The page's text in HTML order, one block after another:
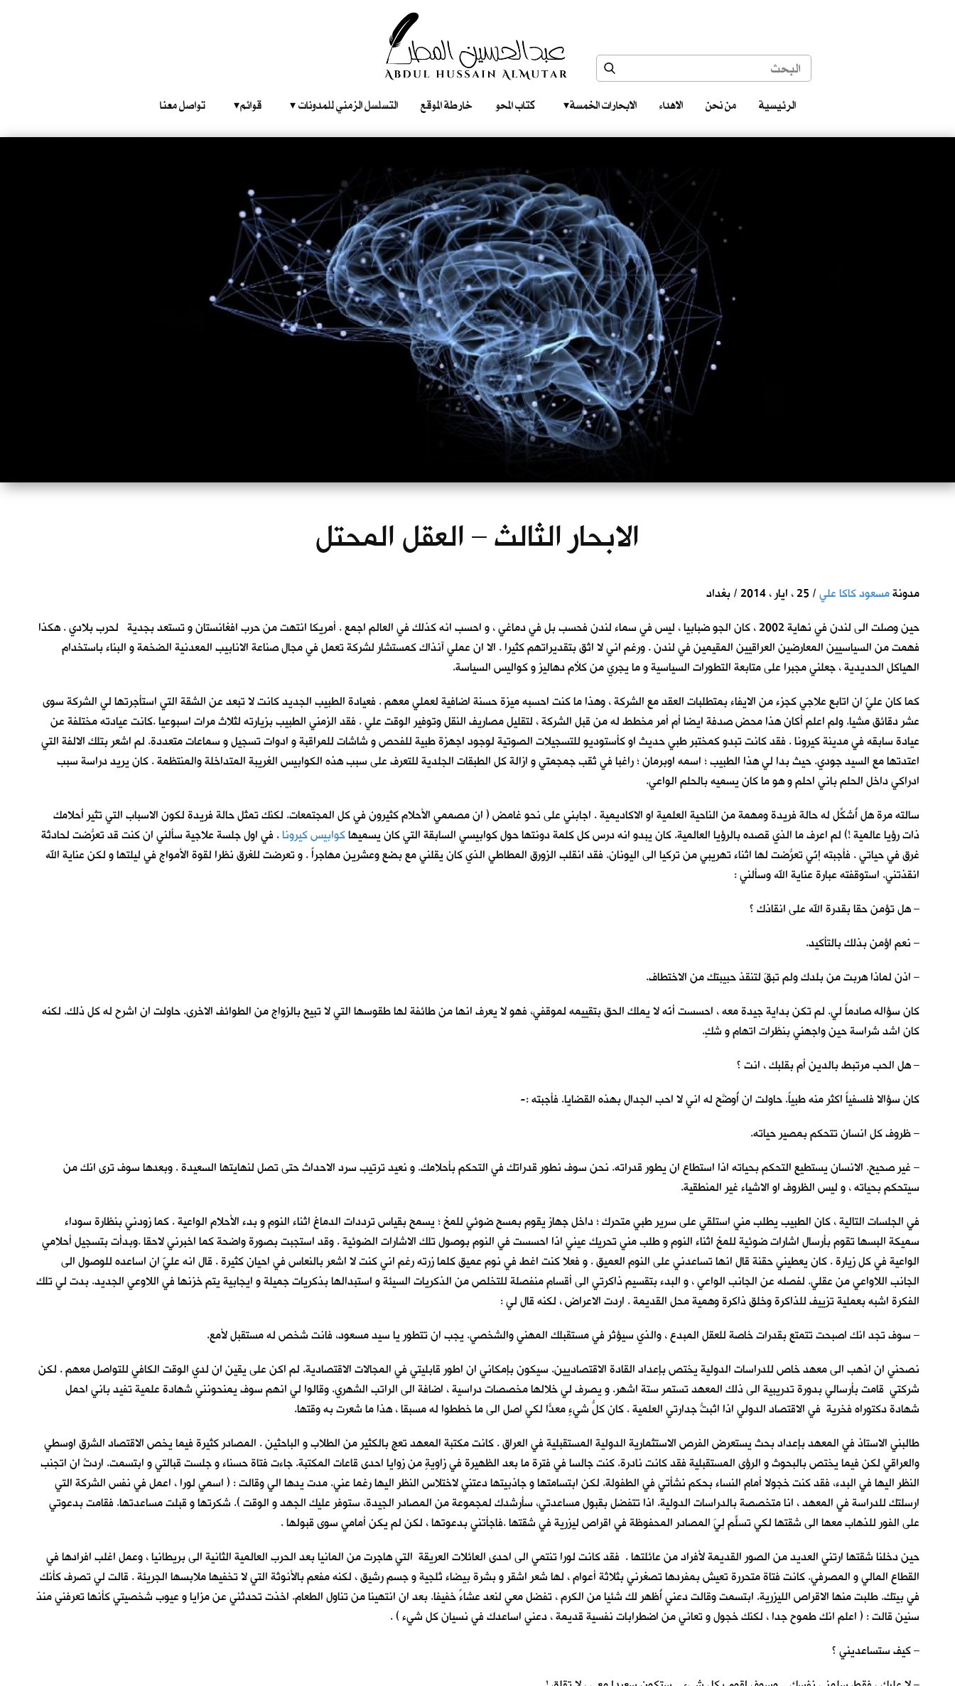
الرئيسية من نحن الاهداء الابحارات الخمسة ‎ ‎ ‎ كتاب المحو خارطة الموقع التسلسل الزمني للمدونات‎ ‎ ‎ ‎ ‎ قوائم‎ ‎ ‎ ‎ تواصل معنا
الابحار الثالث – العقل المحتل
مدونةمسعود كاكا علي/ 25 ، ايار ، 2014 / بغداد
حين وصلت الى لندن في نهاية 2002 ، كان الجو ضبابيا ، ليس في سماء لندن فحسب بل في دماغي ، و احسب انه كذلك في العالم اجمع . أمريكا انتهت من حرب افغانستان و تستعد بجدية لحرب بلادي . هكذا
فهمت من السياسيين المعارضين العراقيين المقيمين في لندن . ورغم اني لا اثق بتقديراتهم كثيرا . الا ان عملي آنذاك كمستشار لشركة تعمل في مجال صناعة الانابيب المعدنية الضخمة و البناء باستخدام
الهياكل الحديدية ، جعلني مجبرا على متابعة التطورات السياسية و ما يجري من كلأم دهاليز و كواليس السياسة.
كما كان عليّ ان اتابع علاجي كجزء من الايفاء بمتطلبات العقد مع الشركة ، وهذا ما كنت احسبه ميزة حسنة اضافية لعملي معهم . فعيادة الطبيب الجديد كانت لا تبعد عن الشقة التي استأجرتها لي الشركة سوى
عشر دقائق مشيا. ولم اعلم أكان هذا محض صدفة ايضا أم أمر مخطط له من قبل الشركة ، لتقليل مصاريف النقل وتوفير الوقت علي . فقد الزمني الطبيب بزيارته لثلاث مرات اسبوعيا .كانت عيادته مختلفة عن
عيادة سابقه في مدينة كيرونا . فقد كانت تبدو كمختبر طبي حديث او كأستوديو للتسجيلات الصوتية لوجود اجهزة طبية للفحص و شاشات للمراقبة و ادوات تسجيل و سماعات متعددة. لم اشعر بتلك الالفة التي
اعتدتها مع السيد جودي. حيث بدا لي هذا الطبيب ؛ اسمه اوبرمان ؛ راغبا في ثقب جمجمتي و ازالة كل الطبقات الجلدية للتعرف على سبب هذه الكوابيس الغريبة المتداخلة والمنتظمة . كان يريد دراسة سبب
ادراكي داخل الحلم باني احلم و هو ما كان يسميه بالحلم الواعي.
سالته مرة هل أُشكِّل له حالة فريدة ومهمة من الناحية العلمية او الاكاديمية . اجابني على نحو غامض ( ان مصممي الأحلام كثيرون في كل المجتمعات. لكنك تمثل حالة فريدة لكون الاسباب التي تثير أحلامك
ذات رؤيا عالمية !) لم اعرف ما الذي قصده بالرؤيا العالمية. كان يبدو انه درس كل كلمة دونتها حول كوابيسي السابقة التي كان يسميهاكوابيس كيرونا. في اول جلسة علاجية سألني ان كنت قد تعرّضتُ لحادثة
غرق في حياتي . فأجبته إنّي تعرّضتُ لها اثناء تهريبي من تركيا الى اليونان. فقد انقلب الزورق المطاطي الذي كان يقلني مع بضع وعشرين مهاجراً . و تعرضت للغرق نظرا لقوة الأمواج في ليلتها و لكن عناية الله
انقذتني. استوقفته عبارة عناية الله وسألني :
– هل تؤمن حقا بقدرة الله على انقاذك ؟
– نعم اؤمن بذلك بالتأكيد.
– اذن لماذا هربت من بلدك ولم تبقَ لتنقذ حبيبتك من الاختطاف.
كان سؤاله صادماً لي. لم تكن بداية جيدة معه ، احسست أنّه لا يملك الحق بتقييمه لموقفي، فهو لا يعرف انها من طائفة لها طقوسها التي لا تبيح بالزواج من الطوائف الاخرى. حاولت ان اشرح له كل ذلك. لكنه
كان اشد شراسة حين واجهني بنظرات اتهام و شكٍ.
– هل الحب مرتبط بالدين أم بقلبك ، انت ؟
كان سؤالا فلسفياً اكثر منه طبياً. حاولت ان أُوضَّح له اني لا احب الجدال بهذه القضايا. فأجبته :-
– ظروف كل انسان تتحكم بمصير حياته.
– غير صحيح. الانسان يستطيع التحكم بحياته اذا استطاع ان يطور قدراته. نحن سوف نطور قدراتك في التحكم بأحلامك. و نعيد ترتيب سرد الاحداث حتى تصل لنهايتها السعيدة . وبعدها سوف ترى انك من
سيتحكم بحياته ، و ليس الظروف او الاشياء غير المنطقية.
في الجلسات التالية ، كان الطبيب يطلب مني استلقي على سرير طبي متحرك ؛ داخل جهاز يقوم بمسح ضوئي للمخ ؛ يسمح بقياس ترددات الدماغ اثناء النوم و بدء الأحلام الواعية . كما زودني بنظارة سوداء
سميكة البسها تقوم بأرسال اشارات ضوئية للمخ اثناء النوم و طلب مني تحريك عيني اذا احسست في النوم بوصول تلك الاشارات الضوئية . وقد استجبت بصورة واضحة كما اخبرني لاحقا .وبدأت بتسجيل أحلامي
الواعية في كل زيارة . كان يعطيني حقنة قال انها تساعدني على النوم العميق . و فعلا كنت اغط في نوم عميق كلما زرته رغم اني كنت لا اشعر بالنعاس في احيان كثيرة . قال انه عليّ ان اساعده للوصول الى
الجانب اللاواعي من عقلي. لفصله عن الجانب الواعي ، و البدء بتقسيم ذاكرتي الى أقسام منفصلة للتخلص من الذكريات السيئة و استبدالها بذكريات جميلة و ايجابية يتم خزنها في اللاوعي الجديد. بدت لي تلك
الفكرة اشبه بعملية تزييف للذاكرة وخلق ذاكرة وهمية محل القديمة . اردت الاعراض ، لكنه قال لي :
– سوف تجد انك اصبحت تتمتع بقدرات خاصة للعقل المبدع ، والذي سيؤثر في مستقبلك المهني والشخصي. يجب ان تتطور يا سيد مسعود، فانت شخص له مستقبل لأمع.
نصحني ان اذهب الى معهد خاص للدراسات الدولية يختص بإعداد القادة الاقتصاديين. سيكون بإمكاني ان اطور قابليتي في المجالات الاقتصادية. لم اكن على يقين ان لدي الوقت الكافي للتواصل معهم . لكن
شركتي قامت بأرسالي بدورة تدريبية الى ذلك المعهد تستمر ستة اشهر. و يصرف لي خلالها مخصصات دراسية ، اضافة الى الراتب الشهري. وقالوا لي انهم سوف يمنحونني شهادة علمية تفيد باني احمل
شهادة دكتوراه فخرية في الاقتصاد الدولي اذا اثبتُّ جدارتي العلمية . كان كلُّ شيءٍ معدّاً لكي اصل الى ما خططوا له مسبقا ، هذا ما شعرت به وقتها.
طالبني الاستاذ في المعهد بإعداد بحث يستعرض الفرص الاستثمارية الدولية المستقبلية في العراق . كانت مكتبة المعهد تعج بالكثير من الطلاب و الباحثين . المصادر كثيرة فيما يخص الاقتصاد الشرق اوسطي
والعراقي لكن فيما يختص بالبحوث و الرؤى المستقبلية فقد كانت نادرة. كنت جالسا في فترة ما بعد الظهيرة في زاويةٍ من زوايا احدى قاعات المكتبة. جاءت فتاة حسناء و جلست قبالتي و ابتسمت. اردتُ ان اتجنب
النظر اليها في البدء، فقد كنت خجولا أمام النساء بحكم نشأتي في الطفولة. لكن ابتسامتها و جاذبيتها دعتني لاختلاس النظر اليها رغما عني. مدت يدها الي وقالت : ( اسمي لورا ، اعمل في نفس الشركة التي
ارسلتك للدراسة في المعهد ، انا متخصصة بالدراسات الدولية. اذا تتفضل بقبول مساعدتي، سأرشدك لمجموعة من المصادر الجيدة، ستوفر عليك الجهد و الوقت ). شكرتها و قبلت مساعدتها. فقامت بدعوتي
على الفور للذهاب معها الى شقتها لكي تسلِّم لِيَ المصادر المحفوظة في اقراص ليزرية في شقتها .فاجأتني بدعوتها ، لكن لم يكن أمامي سوى قبولها .
حين دخلنا شقتها ارتني العديد من الصور القديمة لأفراد من عائلتها . فقد كانت لورا تنتمي الى احدى العائلات العريقة التي هاجرت من المانيا بعد الحرب العالمية الثانية الى بريطانيا ، وعمل اغلب افرادها في
القطاع المالي و المصرفي. كانت فتاة متحررة تعيش بمفردها تصغرني بثلاثة أعوام ، لها شعر اشقر و بشرة بيضاء ثلجية و جسم رشيق ، لكنه مفعم بالأنوثة التي لا تخفيها ملابسها الجريئة . قالت لي تصرف كأنك
في بيتك. طلبت منها الاقراص الليزرية. ابتسمت وقالت دعني أُظهر لك شئيا من الكرم ، تفضل معي لنعد عشاءً خفيفا. بعد ان انتهينا من تناول الطعام. اخذت تحدثني عن مزايا و عيوب شخصيتي كأنها تعرفني منذ
سنين قالت : ( اعلم انك طموح جدا ، لكنك خجول و تعاني من اضطرابات نفسية قديمة ، دعني اساعدك في نسيان كل شيء ) .
– كيف ستساعديني ؟